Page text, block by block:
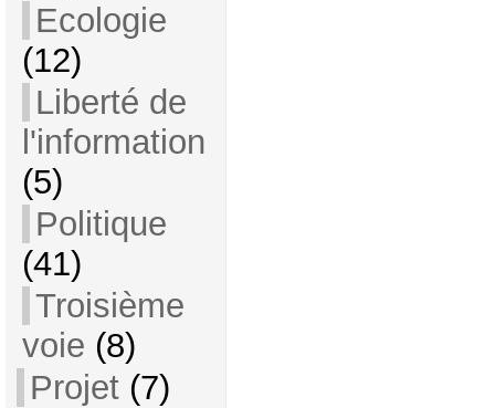
Ecologie
(12)
Liberté de
l'information
(5)
Politique
(41)
Troisième
voie (8)
Projet(7)